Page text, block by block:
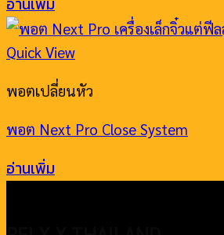
อ่านเพิ่ม
Quick View
พอตเปลี่ยนหัว
พอต Next Pro Close System
อ่านเพิ่ม